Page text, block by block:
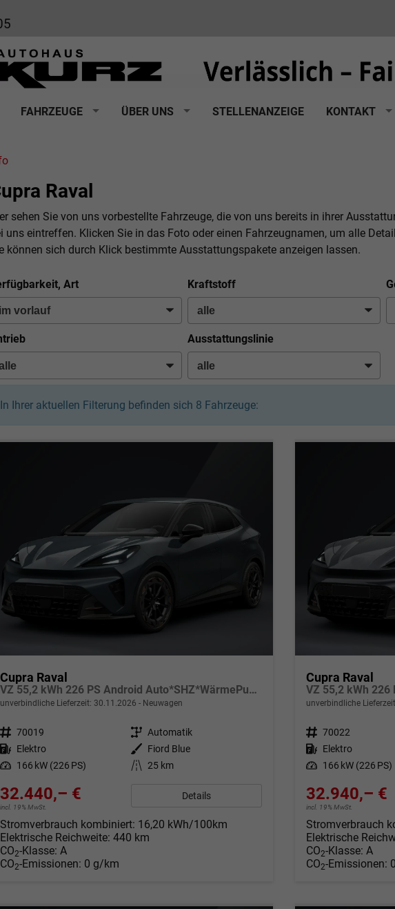
FAHRZEUGE ÜBER UNS STELLENANZEIGE KONTAKT
Raval
sehen Sie von uns vorbestellte Fahrzeuge, die von uns bereits in ihrer
uns eintreffen. Klicken Sie in das Foto oder einen Fahrzeugnamen, um alle
können sich durch Klick bestimmte Ausstattungspakete anzeigen lassen.
Art Kraftstoff
Ausstattungslinie
In Ihrer aktuellen Filterung befinden sich 8 Fahrzeuge:
Cupra Raval
VZ 55,2 kWh 226 PS Android Auto*SHZ*WärmePumpe*ACC*Kamera*Keyless*2Z Klimaauto*
unverbindliche Lieferzeit: 30.11.2026 Neuwagen
Fahrzeugnr. 70019 Getriebe Automatik
Kraftstoff Elektro Außenfarbe
Fiord Blue
Leistung 166 kW (226 PS) Kilometerstand 25 km
32.440,– €
incl. 19% MwSt.
Details
Stromverbrauch kombiniert: 16,20 kWh/100km
Elektrische Reichweite: 440 km
CO2-Klasse: A
CO2-Emissionen: 0 g/km
Cupra Raval
unverbindliche
Fahrzeugnr. 70022
Kraftstoff Elektro
Leistung 166 kW (226 PS)
32.940,– €
incl. 19% MwSt.
Stromverbrauch
Elektrische
CO2-Klasse: A
CO2-Emissionen: